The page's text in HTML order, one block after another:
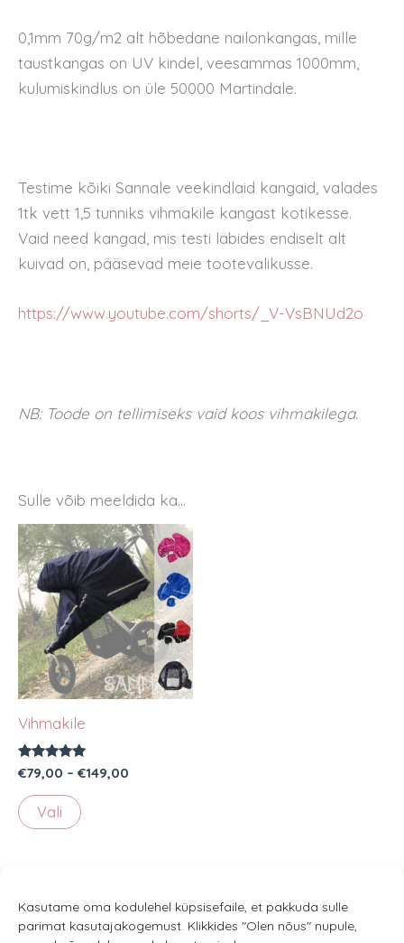
Kasutame oma kodulehel küpsisefaile, et pakkuda sulle
parimat kasutajakogemust. Klikkides "Olen nõus" nupule,
0,1mm 70g/m2 alt hõbedane nailonkangas, mille
taustkangas on UV kindel, veesammas 1000mm,
kulumiskindlus on üle 50000 Martindale.
Testime kõiki Sannale veekindlaid kangaid, valades
1tk vett 1,5 tunniks vihmakile kangast kotikesse.
Vaid need kangad, mis testi läbides endiselt alt
kuivad on, pääsevad meie tootevalikusse.
https://www.youtube.com/shorts/_V-VsBNUd2o
NB: Toode on tellimiseks vaid koos vihmakilega.
Sulle võib meeldida ka…
Vihmakile
Hinnanguga
5.00
/ 5
€79,00 – €149,00
Vali
varianti.
Valikuid